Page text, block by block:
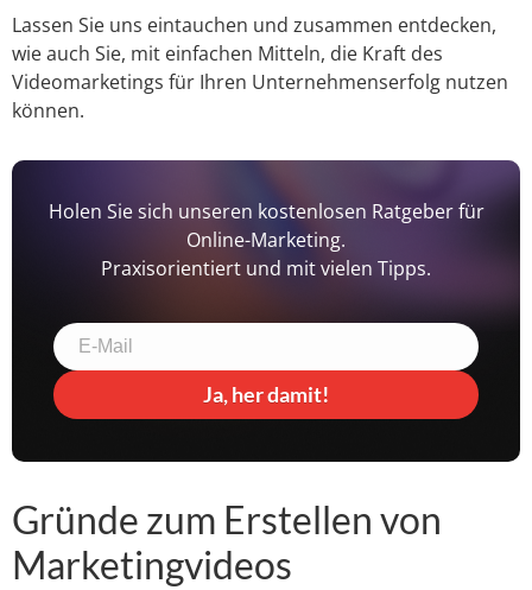
Lassen Sie uns eintauchen und zusammen entdecken,
wie auch Sie, mit einfachen Mitteln, die Kraft des
Videomarketings für Ihren Unternehmenserfolg nutzen
können.
Holen Sie sich unseren kostenlosen Ratgeber für
Online-Marketing.
Praxisorientiert und mit vielen Tipps.
Ja, her damit!
Gründe zum Erstellen von
Marketingvideos